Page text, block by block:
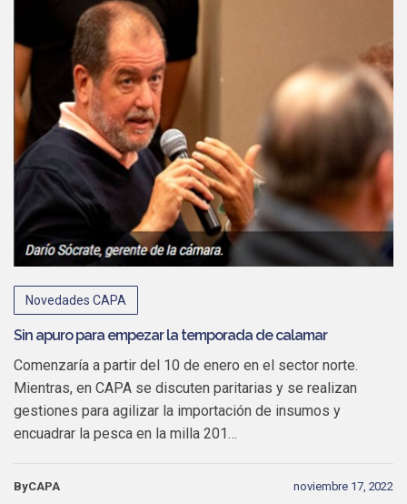
Novedades CAPA
Sin apuro para empezar la temporada de calamar
Comenzaría a partir del 10 de enero en el sector norte.
Mientras, en CAPA se discuten paritarias y se realizan
gestiones para agilizar la importación de insumos y
encuadrar la pesca en la milla 201…
ByCAPA noviembre 17, 2022